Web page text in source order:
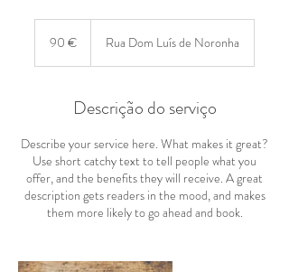
90 € Rua Dom Luís de Noronha
Descrição do serviço
Describe your service here. What makes it great?
Use short catchy text to tell people what you
offer, and the benefits they will receive. A great
description gets readers in the mood, and makes
them more likely to go ahead and book.